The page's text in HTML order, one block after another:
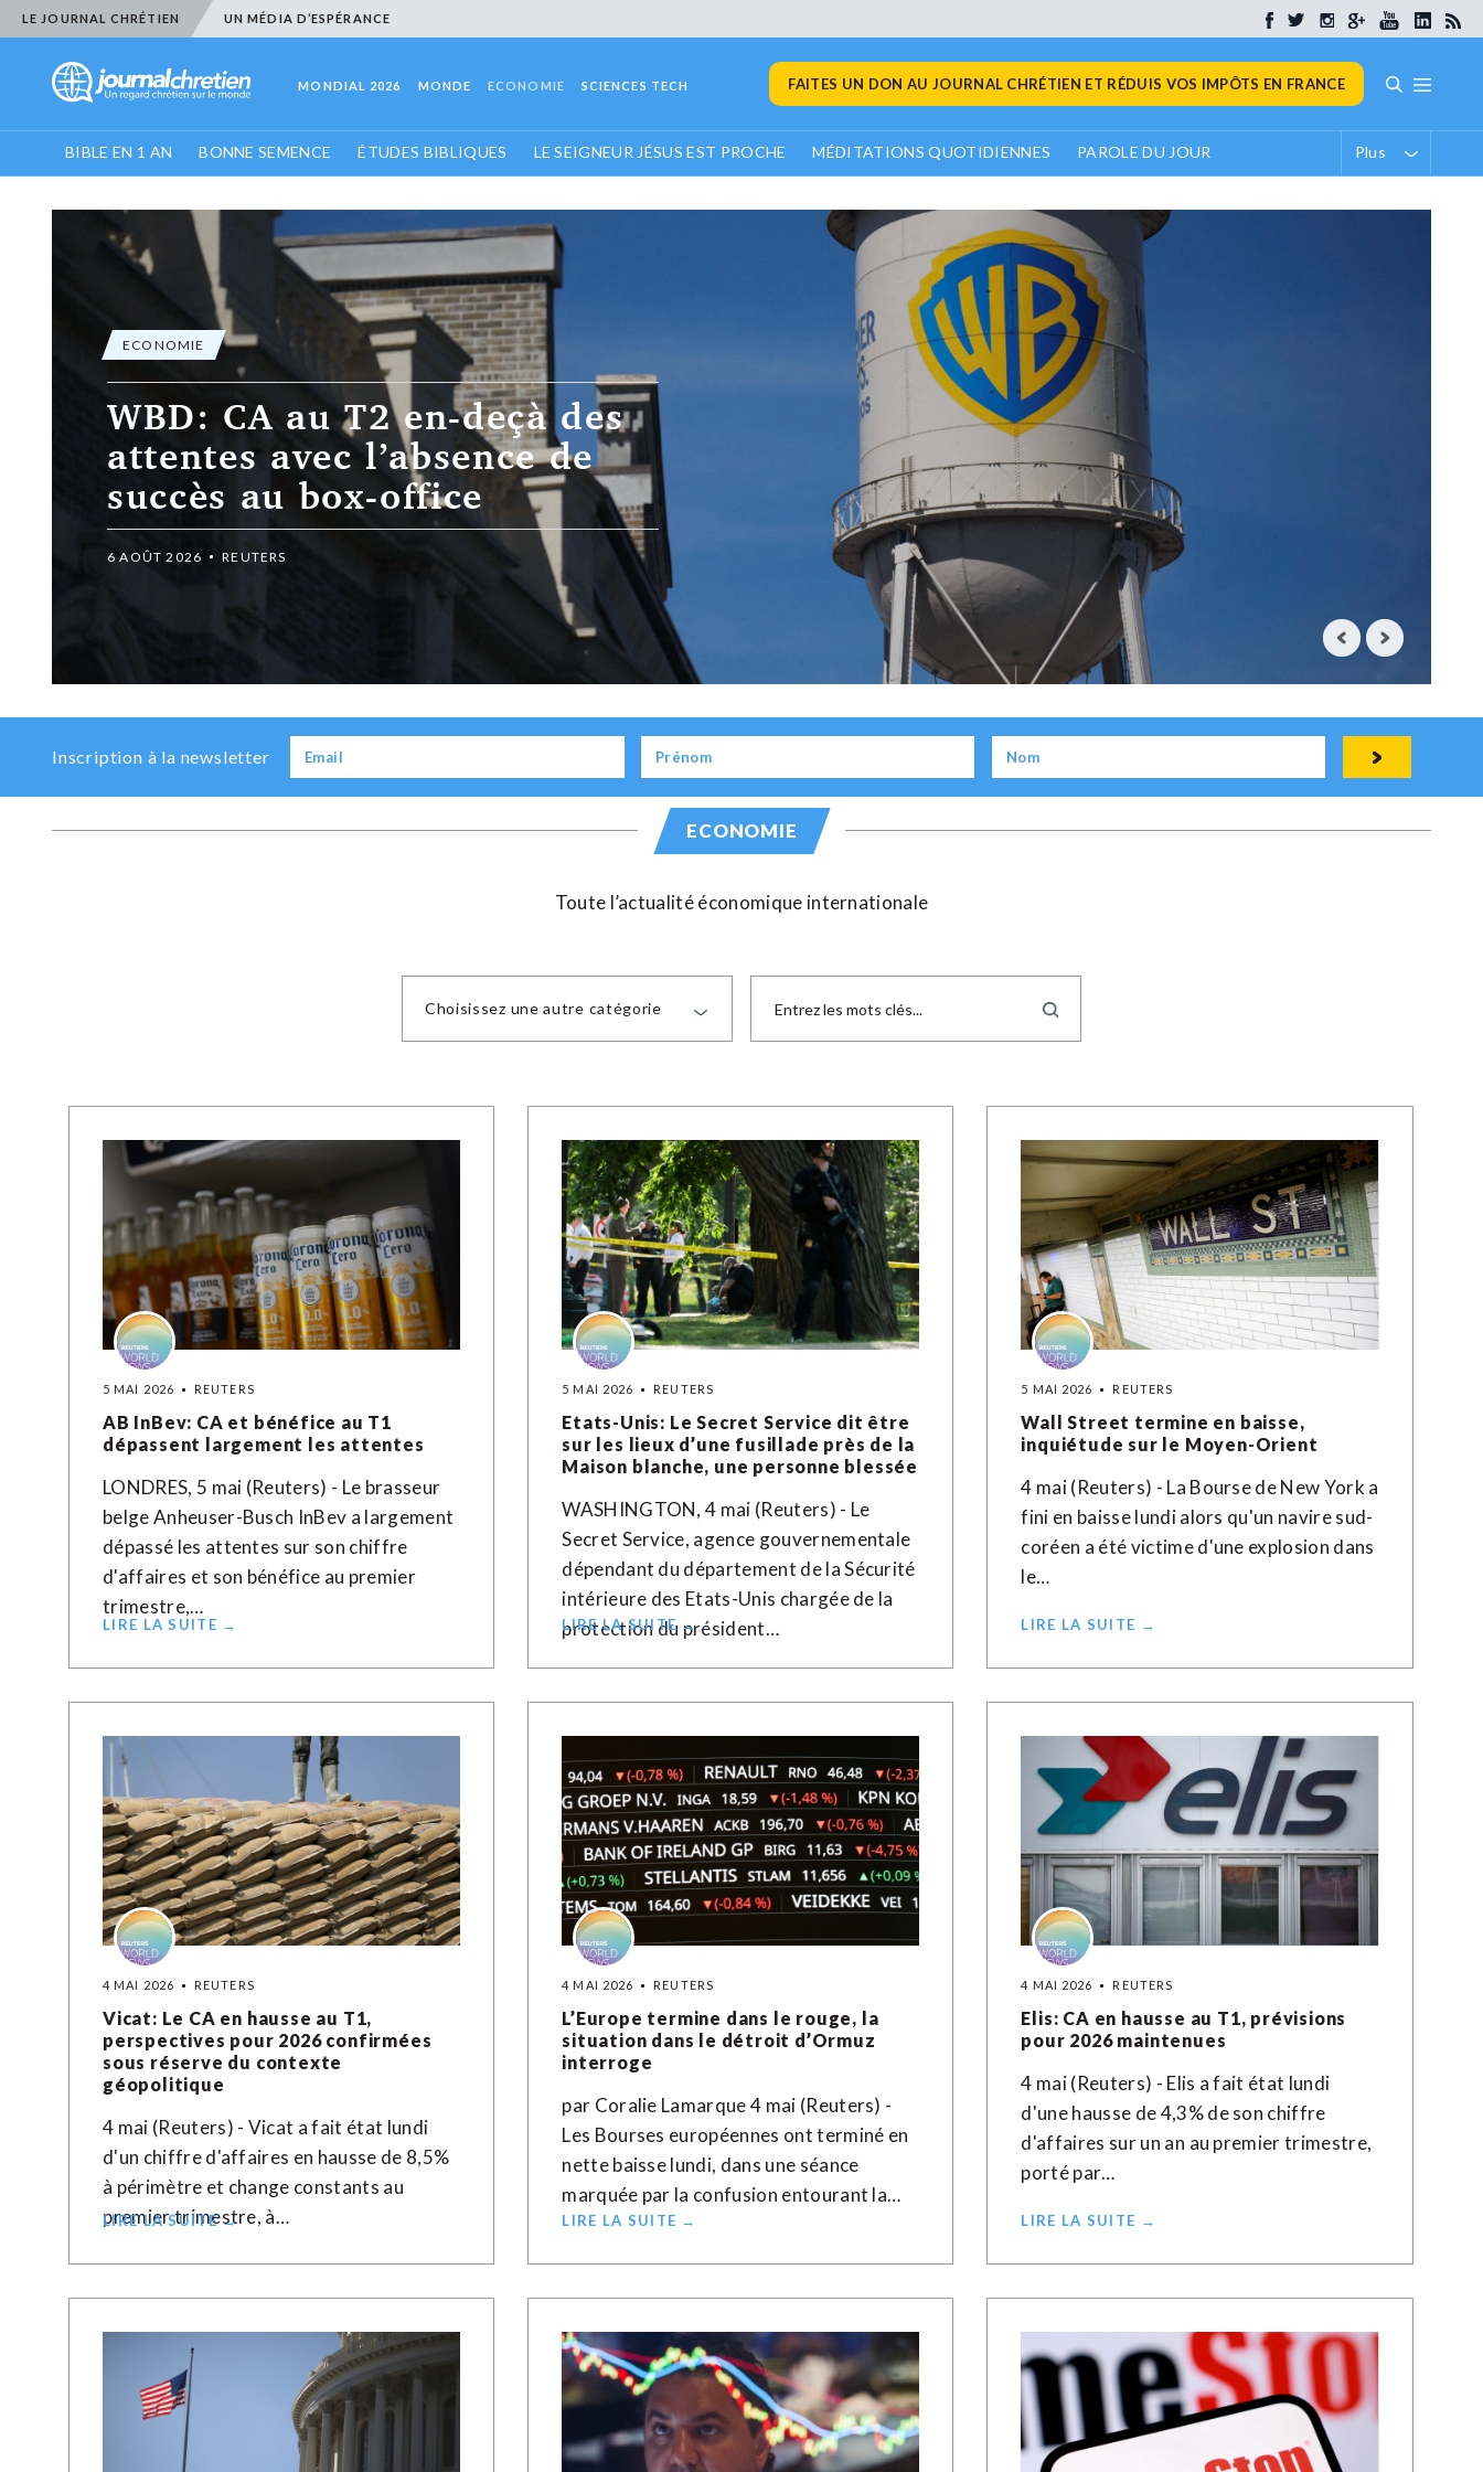
LE JOURNAL CHRÉTIEN UN MÉDIA D’ESPÉRANCE
MONDIAL 2026 MONDE ECONOMIE SCIENCES TECH FAITES UN DON AU JOURNAL CHRÉTIEN ET RÉDUIS VOS IMPÔTS EN FRANCE
BIBLE EN 1 AN BONNE SEMENCE ÉTUDES BIBLIQUES LE SEIGNEUR JÉSUS EST PROCHE MÉDITATIONS QUOTIDIENNES PAROLE DU JOUR Plus
ECONOMIE
Londres autorise le rachat de
Warner Bros par Paramount
Skydance
6 AOÛT 2026 REUTERS
Previous
Next
Inscription à la newsletter
ECONOMIE
Toute l’actualité économique internationale
Choisissez une autre catégorie
5 MAI 2026 REUTERS
AB InBev: CA et bénéfice au T1
dépassent largement les attentes
LONDRES, 5 mai (Reuters) - Le brasseur
belge Anheuser-Busch InBev a largement
dépassé les attentes sur son chiffre
d'affaires et son bénéfice au premier
trimestre,…
LIRE LA SUITE →
5 MAI 2026 REUTERS
Etats-Unis: Le Secret Service dit être
sur les lieux d’une fusillade près de la
Maison blanche, une personne blessée
WASHINGTON, 4 mai (Reuters) - Le
Secret Service, agence gouvernementale
dépendant du département de la Sécurité
intérieure des Etats-Unis chargée de la
protection du président…
LIRE LA SUITE →
5 MAI 2026 REUTERS
Wall Street termine en baisse,
inquiétude sur le Moyen-Orient
4 mai (Reuters) - La Bourse de New York a
fini en baisse lundi alors qu'un navire sud-
coréen a été victime d'une explosion dans
le…
LIRE LA SUITE →
4 MAI 2026 REUTERS
Vicat: Le CA en hausse au T1,
perspectives pour 2026 confirmées
sous réserve du contexte
géopolitique
4 mai (Reuters) - Vicat a fait état lundi
d'un chiffre d'affaires en hausse de 8,5%
à ​périmètre ‌et change constants ​au
⁠premier trimestre, à…
LIRE LA SUITE →
4 MAI 2026 REUTERS
L’Europe termine dans le rouge, la
situation dans le détroit d’Ormuz
interroge
par Coralie Lamarque 4 mai (Reuters) -
Les Bourses européennes ont terminé en
nette baisse lundi, dans une séance
marquée par la confusion entourant la…
LIRE LA SUITE →
4 MAI 2026 REUTERS
Elis: CA en hausse au T1, prévisions
pour 2026 maintenues
4 mai (Reuters) - Elis a fait état lundi
d'une hausse de 4,3% de son chiffre ​
d'affaires ‌sur un ​an ⁠au premier trimestre,
porté par…
LIRE LA SUITE →